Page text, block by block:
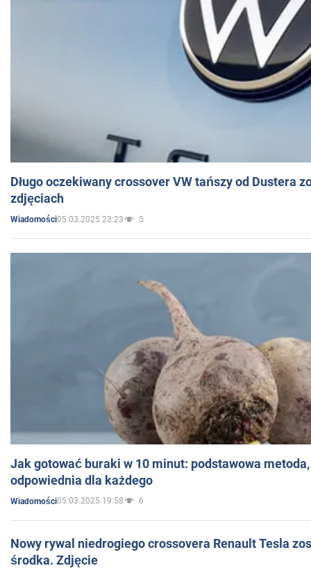
Długo oczekiwany crossover VW tańszy od Dustera
zdjęciach
Wiadomości05.03.2025 23:23 5
Jak gotować buraki w 10 minut: podstawowa
odpowiednia dla każdego
Wiadomości05.03.2025 19:58 6
Nowy rywal niedrogiego crossovera Renault Tesla
środka. Zdjęcie